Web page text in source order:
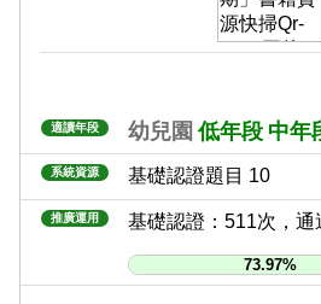
適讀年段 幼兒園 低年段 中年
系統資源 基礎認證題目 10
推廣運用 基礎認證：511次，通
73.97%